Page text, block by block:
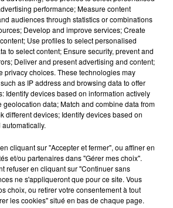
7 août 2026
RÜFÜS DU SOL annonce un nouvel
album après sa tournée mondiale
Angèle et Amélie Lens dévoilent leur
Il y a 10 ans, DJ Snake changeait de
performance; Measure content
audiences through statistics or combinations
Develop and improve services; Create
Use profiles to select personalised
to select content; Ensure security, prevent and
Deliver and present advertising and content;
privacy choices. These technologies may
as IP address and browsing data to offer
Identify devices based on information actively
geolocation data; Match and combine data from
different devices; Identify devices based on
cliquant sur "Accepter et fermer", ou affiner en
et/ou partenaires dans "Gérer mes choix".
refuser en cliquant sur "Continuer sans
ne s'appliqueront que pour ce site. Vous
choix, ou retirer votre consentement à tout
les cookies" situé en bas de chaque page.